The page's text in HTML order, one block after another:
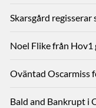
Skarsgård regisserar
Noel Flike från
Oväntad Oscarmiss
Bald and Bankrupt i